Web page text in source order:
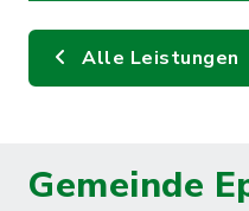
Alle Leistungen
Gemeinde